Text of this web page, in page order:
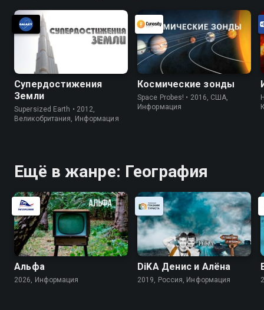
Супердостижения
Земли
Supersized Earth • 2012,
Великобритания, Информация
Космические зонды
Space Probes! • 2016, США,
Информация
Ещё в жанре: География
Альфа
2026, Информация
DiKA Денис и Алёна
2019, Россия, Информация